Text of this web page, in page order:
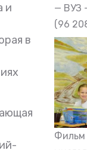
и
в
— ВУЗ
(96
Фильм